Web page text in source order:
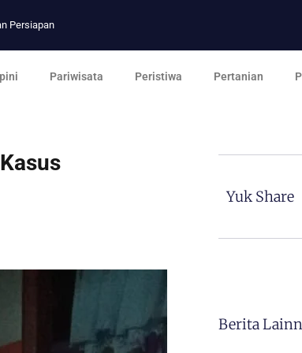
Persiapan
Pariwisata Peristiwa Pertanian
Yuk Share
Berita